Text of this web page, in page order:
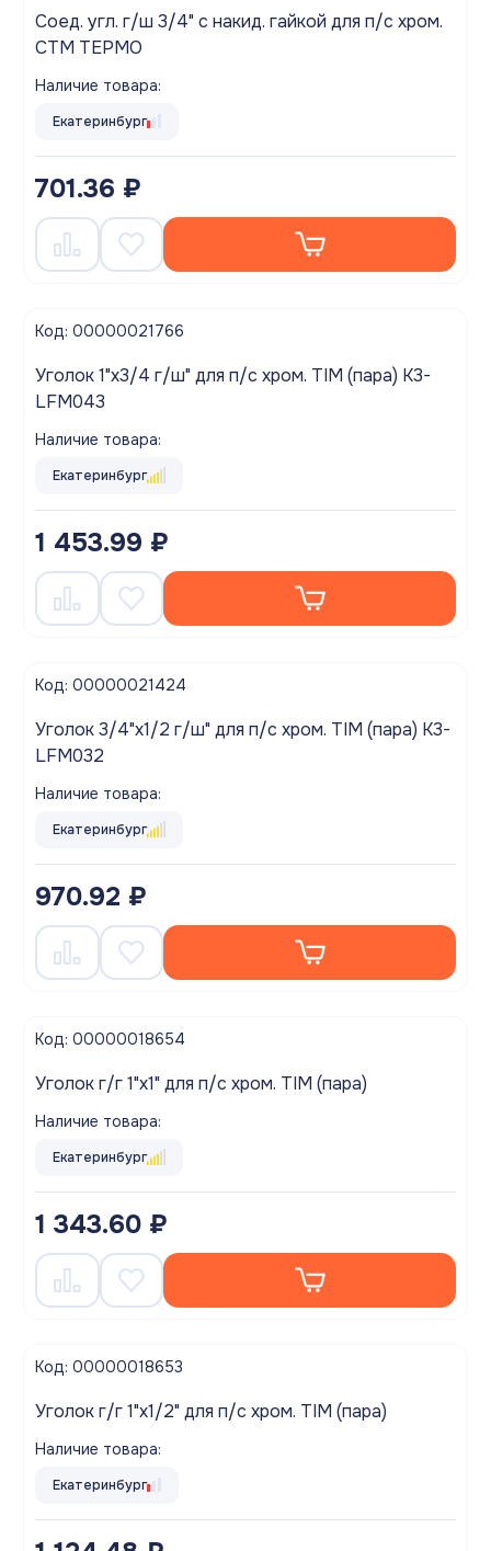
Соед. угл. г/ш 3/4" с накид. гайкой для п/с хром.
СТМ ТЕРМО
Наличие товара:
Екатеринбург
701.36 ₽
Код: 00000021766
Уголок 1"х3/4 г/ш" для п/с хром. TIM (пара) K3-
LFM043
Наличие товара:
Екатеринбург
1 453.99 ₽
Код: 00000021424
Уголок 3/4"х1/2 г/ш" для п/с хром. TIM (пара) K3-
LFM032
Наличие товара:
Екатеринбург
970.92 ₽
Код: 00000018654
Уголок г/г 1"х1" для п/с хром. TIM (пара)
Наличие товара:
Екатеринбург
1 343.60 ₽
Код: 00000018653
Уголок г/г 1"х1/2" для п/с хром. TIM (пара)
Наличие товара:
Екатеринбург